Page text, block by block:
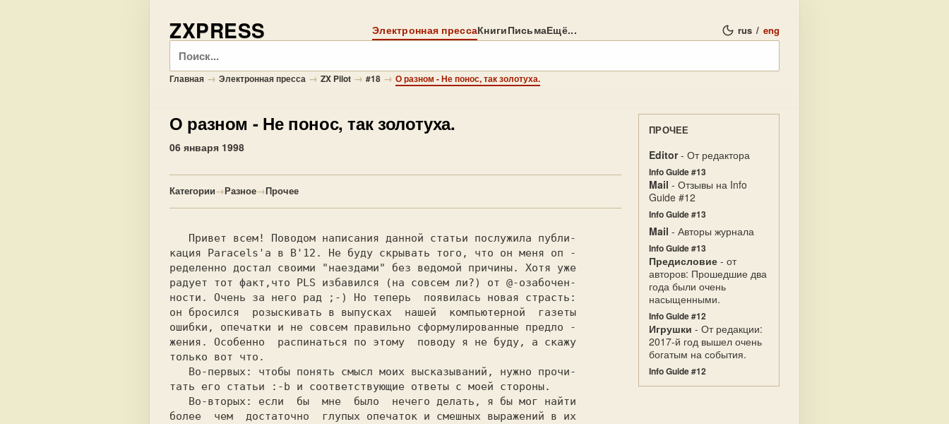
ZXPRESS Электронная прессаКнигиПисьмаЕщё... rus / eng
Поиск
Главная → Электронная пресса → ZX Pilot → #18 → О разном - Не понос, так золотуха.
О разном - Не понос, так золотуха.
06 января 1998
Категории→Разное→Прочее
кация Paracels'а в B'12. Не буду скрывать того, что он меня оп -
ределенно достал своими "наездами" без ведомой причины. Хотя уже
радует тот факт,что PLS избавился (на совсем ли?) от @-озабочен-
ности. Очень за него рад ;-) Но теперь  появилась новая страсть:
он бросился  розыскивать в выпусках  нашей  компьютерной  газеты
ошибки, опечатки и не совсем правильно сформулированные предло -
жения. Особенно  распинаться по этому  поводу я не буду, а скажу
только вот что.
тать его статьи :-b и соответствующие ответы с моей стороны.
более  чем  достаточно  глупых опечаток и смешных выражений в их
ПРОЧЕЕ
Editor- От редактора
Info Guide #13
Mail - Отзывы на Info
Guide #12
Info Guide #13
Mail - Авторы журнала
Info Guide #13
Предисловие - от
авторов: Прошедшие два
года были очень
насыщенными.
Info Guide #12
Игрушки - От редакции:
2017-й год вышел очень
богатым на события.
Info Guide #12